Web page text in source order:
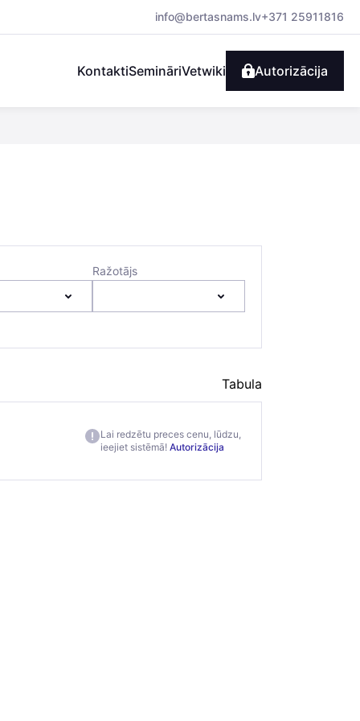
info@bertasnams.lv+371 25911816
KontaktiSemināriVetwiki Autorizācija
Ražotājs
Tabula
Lai redzētu preces cenu, lūdzu,
ieejiet sistēmā! Autorizācija